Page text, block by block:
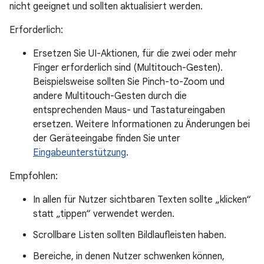
nicht geeignet und sollten aktualisiert werden.
Erforderlich:
Ersetzen Sie UI-Aktionen, für die zwei oder mehr
Finger erforderlich sind (Multitouch-Gesten).
Beispielsweise sollten Sie Pinch-to-Zoom und
andere Multitouch-Gesten durch die
entsprechenden Maus- und Tastatureingaben
ersetzen. Weitere Informationen zu Änderungen bei
der Geräteeingabe finden Sie unter
Eingabeunterstützung.
Empfohlen:
In allen für Nutzer sichtbaren Texten sollte „klicken“
statt „tippen“ verwendet werden.
Scrollbare Listen sollten Bildlaufleisten haben.
Bereiche, in denen Nutzer schwenken können,